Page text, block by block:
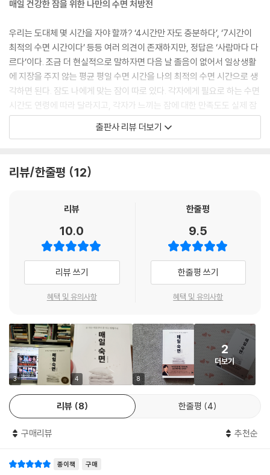
찾아보기
매일 건강한 잠을 위한 나만의 수면 처방전
우리는 도대체 몇 시간을 자야 할까? ‘4시간만 자도 충분하다’, ‘7시간이
최적의 수면 시간이다’ 등등 여러 의견이 존재하지만, 정답은 ‘사람마다 다
르다’이다. 조금 더 현실적으로 말하자면 다음 날 졸음이 없어서 일상생활
에 지장을 주지 않는 평균 평일 수면 시간을 나의 최적의 수면 시간으로 생
각하면 된다. 잠도 나에게 맞는 잠이 따로 있다. 각자에게 필요로 하는 수면
시간도 연령에 따라 달라지고, 각자가 느끼는 잠에 대한 만족도도 실제 잠
의 품질과 다른 경우도 많다. 보통 여성이 남성보다 스스로 잘 자지 못한다
고 느끼며, 나이가 들수록 깊은 잠이 줄어든다. 따라서 나의 생애주기별 특
책 곳곳에서 각자에게 맞는 수면에 대한 중요성을 강조한다.
우리가 원하는 꿀잠의 비밀,
좋은 잠, 건강한 잠의 비밀은 바로 ‘규칙성’이다. 정해진 시간에 잠들고 일
어나기, 꾸준히 운동하기, 늦은 시간에는 음식을 먹지 않기 등 생각보다 쉬
워 보이지만 막상 지키기는 어려운 것들이다. 과한 알코올과 카페인 섭취,
야간 스마트폰 사용 역시 우리가 개선해야 할 습관 중 하나이다. 이들은 수
또한 잠에 대한 오해에서 빠져나오는 것도 중요하다. “수면제를 먹으면 치
매가 생긴다”, “잠꼬대가 심하면 파킨슨병에 걸린다”, “코를 골면 잘 자는
것이다”, “한 번도 깨지 않고 아침까지 쭉 자야 한다”… 우리는 매일 미디
어에서 잠과 관련된 수많은 정보를 접한다. 하지만 이러한 정보는 일부는
맞고 일부는 틀리다. 거름망 없이 전달되는 잘못된 정보 때문에 잠에 대한
강박이 생겨 오히려 수면에 문제가 생기거나 악화되는 사례도 많다.
인생의 3분의 1을 책임지는 잠,
출판사 리뷰 더보기
리뷰/한줄평 12
리뷰
10.0
리뷰 쓰기
혜택 및 유의사항
한줄평
9.5
한줄평 쓰기
혜택 및 유의사항
3 4 8
2
더보기
리뷰 8 한줄평 4
구매리뷰 추천순
종이책 구매